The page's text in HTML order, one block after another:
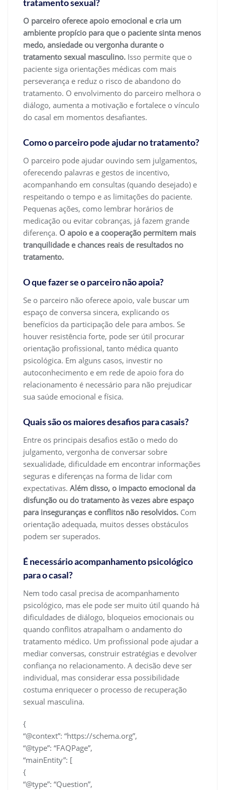
tratamento sexual?
O parceiro oferece apoio emocional e cria um
ambiente propício para que o paciente sinta menos
medo, ansiedade ou vergonha durante o
tratamento sexual masculino. Isso permite que o
paciente siga orientações médicas com mais
perseverança e reduz o risco de abandono do
tratamento. O envolvimento do parceiro melhora o
diálogo, aumenta a motivação e fortalece o vínculo
do casal em momentos desafiantes.
Como o parceiro pode ajudar no tratamento?
O parceiro pode ajudar ouvindo sem julgamentos,
oferecendo palavras e gestos de incentivo,
acompanhando em consultas (quando desejado) e
respeitando o tempo e as limitações do paciente.
Pequenas ações, como lembrar horários de
medicação ou evitar cobranças, já fazem grande
diferença. O apoio e a cooperação permitem mais
tranquilidade e chances reais de resultados no
tratamento.
O que fazer se o parceiro não apoia?
Se o parceiro não oferece apoio, vale buscar um
espaço de conversa sincera, explicando os
benefícios da participação dele para ambos. Se
houver resistência forte, pode ser útil procurar
orientação profissional, tanto médica quanto
psicológica. Em alguns casos, investir no
autoconhecimento e em rede de apoio fora do
relacionamento é necessário para não prejudicar
sua saúde emocional e física.
Quais são os maiores desafios para casais?
Entre os principais desafios estão o medo do
julgamento, vergonha de conversar sobre
sexualidade, dificuldade em encontrar informações
seguras e diferenças na forma de lidar com
expectativas. Além disso, o impacto emocional da
disfunção ou do tratamento às vezes abre espaço
para inseguranças e conflitos não resolvidos. Com
orientação adequada, muitos desses obstáculos
podem ser superados.
É necessário acompanhamento psicológico
para o casal?
Nem todo casal precisa de acompanhamento
psicológico, mas ele pode ser muito útil quando há
dificuldades de diálogo, bloqueios emocionais ou
quando conflitos atrapalham o andamento do
tratamento médico. Um profissional pode ajudar a
mediar conversas, construir estratégias e devolver
confiança no relacionamento. A decisão deve ser
individual, mas considerar essa possibilidade
costuma enriquecer o processo de recuperação
sexual masculina.
{
“@context”: “https://schema.org”,
“@type”: “FAQPage”,
“mainEntity”: [
{
“@type”: “Question”,